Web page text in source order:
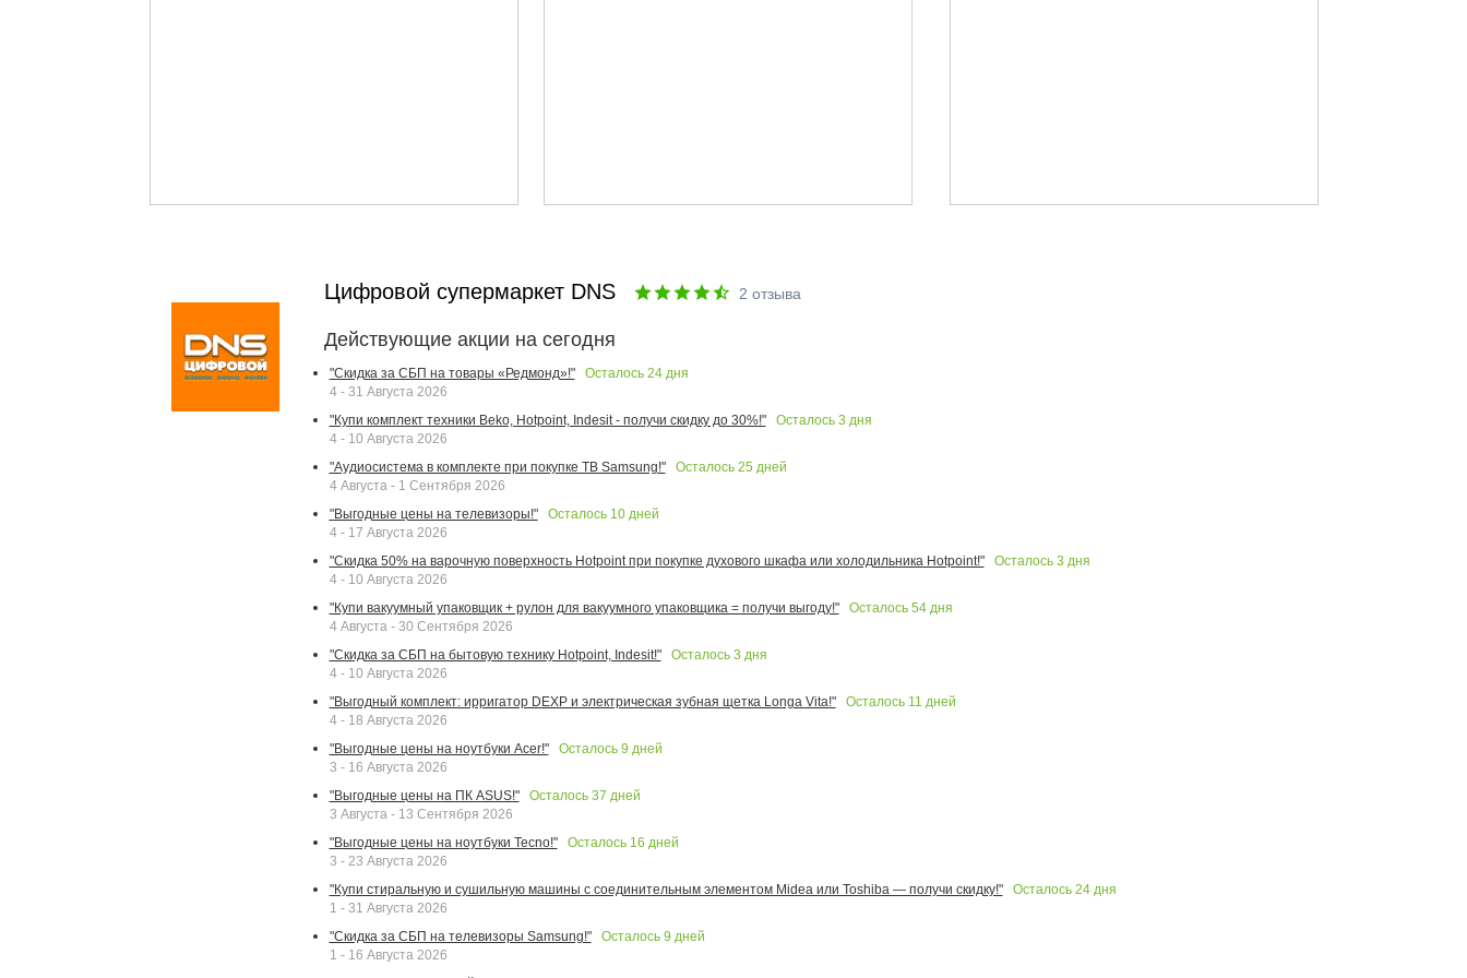
Цифровой супермаркет DNS 2 отзыва
Действующие акции на сегодня
"Скидка за СБП на товары «Редмонд»!" Осталось 24дня
4 - 31 Августа 2026
"Купи комплект техники Beko, Hotpoint, Indesit - получи скидку до 30%!"
Осталось 3 дня
4 - 10 Августа 2026
"Аудиосистема в комплекте при покупке ТВ Samsung!"
Осталось 25 дней
4 Августа - 1 Сентября 2026
"Выгодные цены на телевизоры!"
Осталось 10дней
4 - 17 Августа 2026
"Скидка 50% на варочную поверхность Hotpoint при покупке духового шкафа или холодильника Hotpoint!"
Осталось 3 дня
4 - 10 Августа 2026
"Купи вакуумный упаковщик + рулон для вакуумного упаковщика = получи выгоду!"
Осталось 54дня
4 Августа - 30 Сентября 2026
"Скидка за СБП на бытовую технику Hotpoint, Indesit!"
Осталось 3 дня
4 - 10 Августа 2026
"Выгодный комплект: ирригатор DEXP и электрическая зубная щетка Longa Vita!"
Осталось 11 дней
4 - 18 Августа 2026
"Выгодные цены на ноутбуки Acer!"
Осталось 9 дней
3 - 16 Августа 2026
"Выгодные цены на ПК ASUS!"
Осталось 37 дней
3 Августа - 13 Сентября 2026
"Выгодные цены на ноутбуки Tecno!"
Осталось 16 дней
3 - 23 Августа 2026
"Купи стиральную и сушильную машины с соединительным элементом Midea или Toshiba — получи скидку!"
Осталось 24дня
1 - 31 Августа 2026
"Скидка за СБП на телевизоры Samsung!"
Осталось 9 дней
1 - 16 Августа 2026